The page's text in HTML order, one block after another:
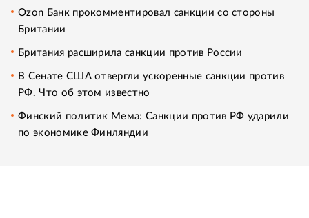
Ozon Банк прокомментировал санкции со стороны
Британии
Британия расширила санкции против России
В Сенате США отвергли ускоренные санкции против
РФ. Что об этом известно
Финский политик Мема: Санкции против РФ ударили
по экономике Финляндии